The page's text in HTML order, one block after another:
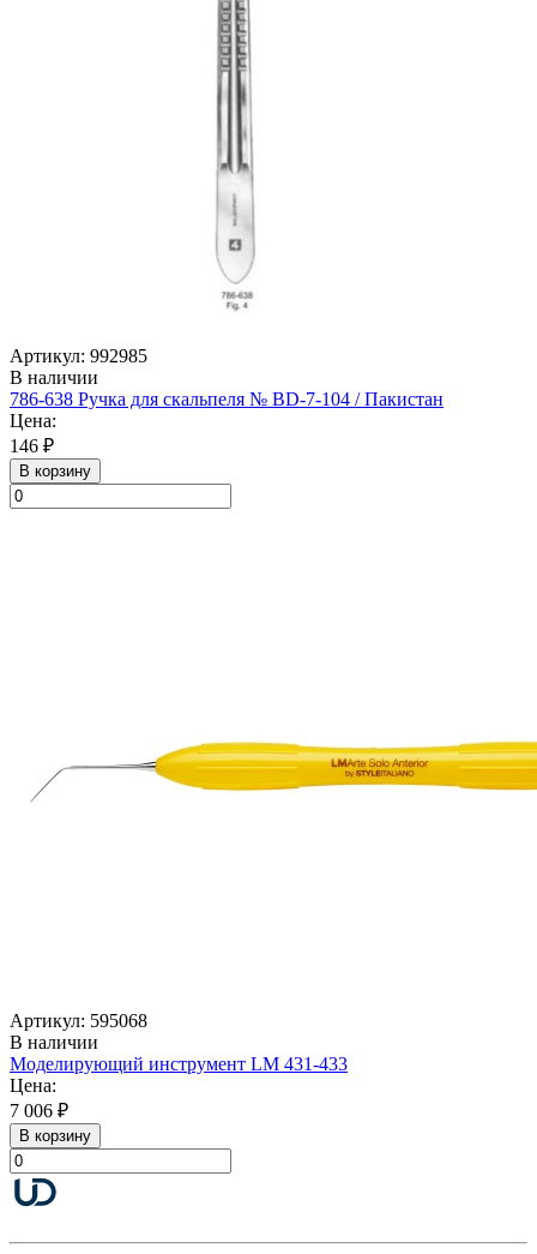
Артикул: 992985
В наличии
786-638 Ручка для скальпеля № BD-7-104 / Пакистан
Цена:
146 ₽
В корзину
Артикул: 595068
В наличии
Моделирующий инструмент LM 431-433
Цена:
7 006 ₽
В корзину